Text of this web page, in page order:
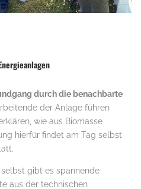
durch die benachbarte
der Anlage führen
wie aus Biomasse
hierfür findet am Tag selbst
gibt es spannende
aus der technischen